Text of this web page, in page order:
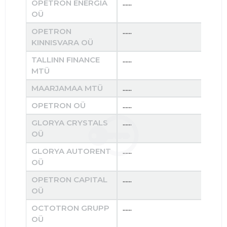
OPETRON ENERGIA
OÜ
......
OPETRON
KINNISVARA OÜ
......
TALLINN FINANCE
MTÜ
......
MAARJAMAA MTÜ ......
OPETRON OÜ
......
GLORYA CRYSTALS
OÜ
......
GLORYA AUTORENT
OÜ
......
OPETRON CAPITAL
OÜ
......
OCTOTRON GRUPP
OÜ
......